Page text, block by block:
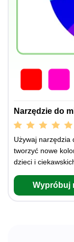
Narzędzie do
Używaj narzędzia
tworzyć nowe
dzieci i
Wypróbuj